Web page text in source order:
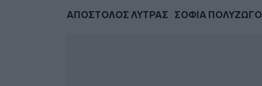
ΑΠΟΣΤΟΛΟΣ ΛΥΤΡΑΣ ΣΟΦΙΑ